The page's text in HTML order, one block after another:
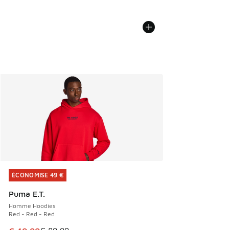
ÉCONOMISE 49 €
Puma E.T.
Homme Hoodies
Red - Red - Red
ÉCONOMISE 49 €